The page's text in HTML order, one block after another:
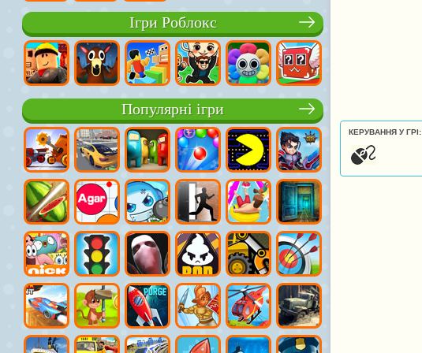
Ігри Роблокс
Популярні ігри
КЕРУВАННЯ У ГРІ: